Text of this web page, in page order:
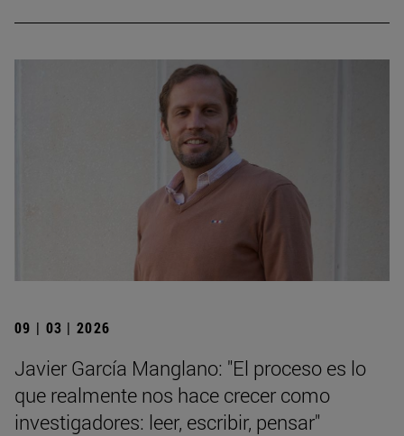
09 | 03 | 2026
Javier García Manglano: "El proceso es lo
que realmente nos hace crecer como
investigadores: leer, escribir, pensar"